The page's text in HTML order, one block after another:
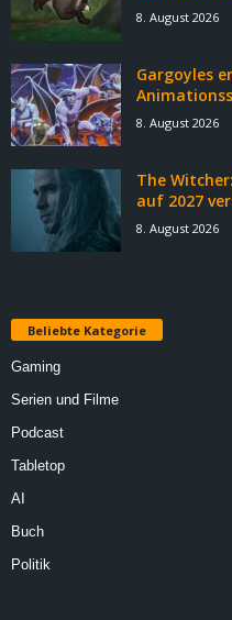
8. August 2026
Gargoyles
8. August 2026
The
auf 2027
8. August 2026
Beliebte Kategorie
Gaming
Serien und Filme
Podcast
Tabletop
AI
Buch
Politik